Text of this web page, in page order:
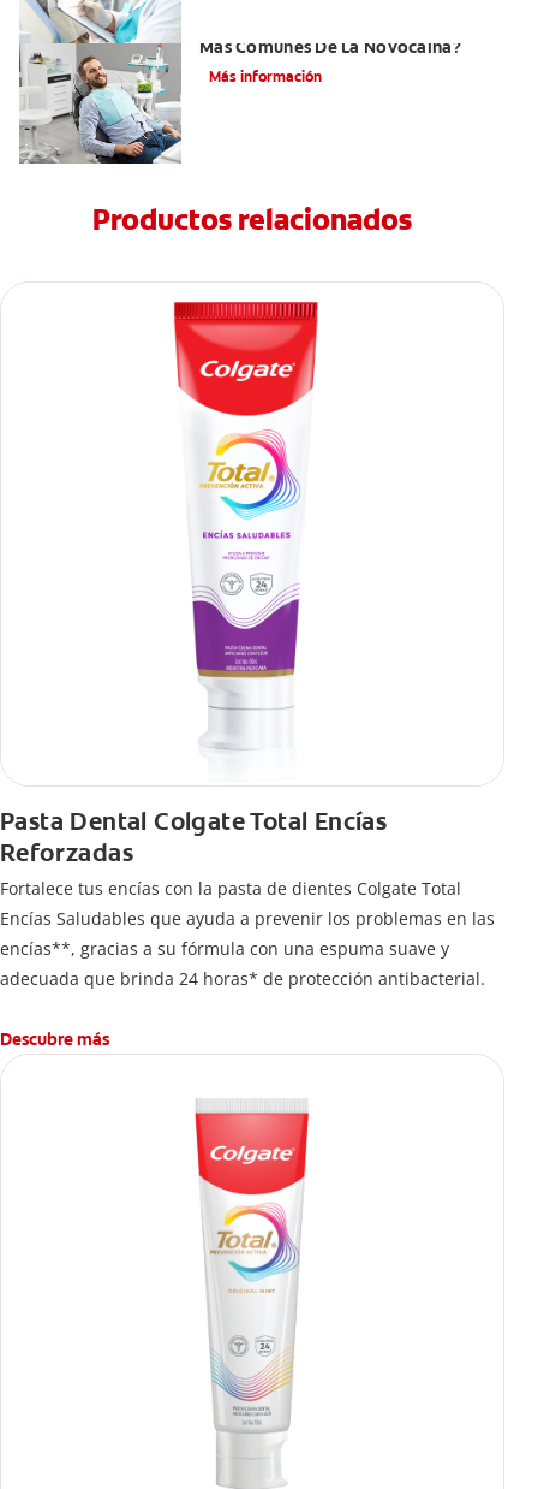
Más Comunes De La Novocaína?
Más información
Productos relacionados
Pasta Dental Colgate Total Encías
Reforzadas
Fortalece tus encías con la pasta de dientes Colgate Total
Encías Saludables que ayuda a prevenir los problemas en las
encías**, gracias a su fórmula con una espuma suave y
adecuada que brinda 24 horas* de protección antibacterial.
Descubre más